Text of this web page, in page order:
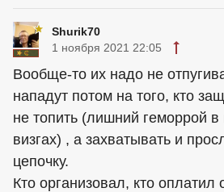
Shurik70
1 ноября 2021 22:05
Вообще-то их надо не
нападут потом на того, кто
не топить (лишний геморрой в
визгах) , а захватывать и
цепочку.
Кто организовал, кто оплатил